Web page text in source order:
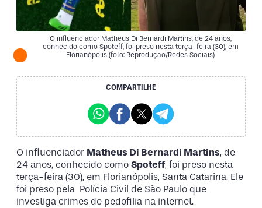
O influenciador Matheus Di Bernardi Martins, de 24 anos,
conhecido como Spoteff, foi preso nesta terça-feira (30), em
Florianópolis (foto: Reprodução/Redes Sociais)
COMPARTILHE
O influenciador Matheus Di Bernardi Martins, de
24 anos, conhecido como Spoteff, foi preso nesta
terça-feira (30), em Florianópolis, Santa Catarina. Ele
foi preso pela Polícia Civil de São Paulo que
investiga crimes de pedofilia na internet.